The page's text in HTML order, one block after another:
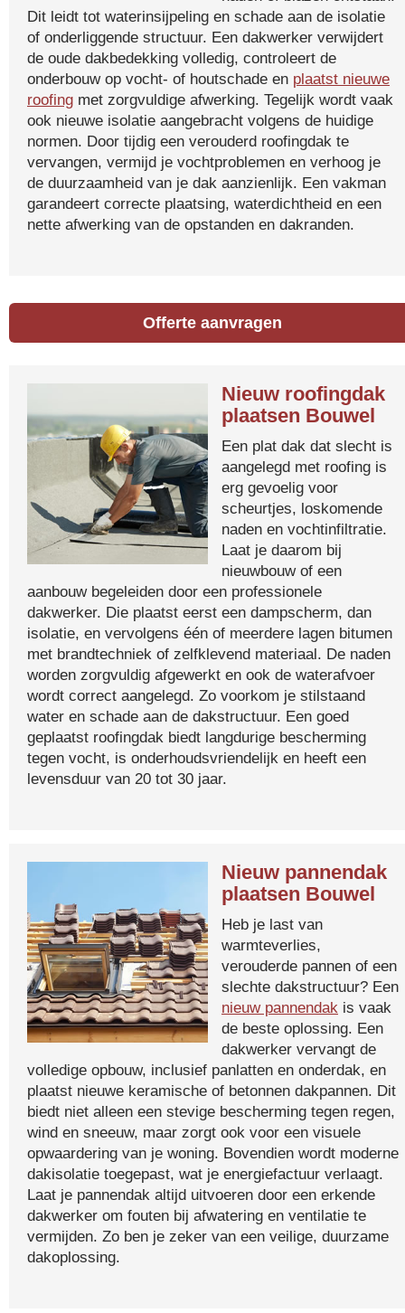
Dit leidt tot waterinsijpeling en schade aan de isolatie
of onderliggende structuur. Een dakwerker verwijdert
de oude dakbedekking volledig, controleert de
onderbouw op vocht- of houtschade en plaatst nieuwe
roofing met zorgvuldige afwerking. Tegelijk wordt vaak
ook nieuwe isolatie aangebracht volgens de huidige
normen. Door tijdig een verouderd roofingdak te
vervangen, vermijd je vochtproblemen en verhoog je
de duurzaamheid van je dak aanzienlijk. Een vakman
garandeert correcte plaatsing, waterdichtheid en een
nette afwerking van de opstanden en dakranden.
Offerte aanvragen
Nieuw roofingdak
plaatsen Bouwel
Een plat dak dat slecht is
aangelegd met roofing is
erg gevoelig voor
scheurtjes, loskomende
naden en vochtinfiltratie.
Laat je daarom bij
nieuwbouw of een
aanbouw begeleiden door een professionele
dakwerker. Die plaatst eerst een dampscherm, dan
isolatie, en vervolgens één of meerdere lagen bitumen
met brandtechniek of zelfklevend materiaal. De naden
worden zorgvuldig afgewerkt en ook de waterafvoer
wordt correct aangelegd. Zo voorkom je stilstaand
water en schade aan de dakstructuur. Een goed
geplaatst roofingdak biedt langdurige bescherming
tegen vocht, is onderhoudsvriendelijk en heeft een
levensduur van 20 tot 30 jaar.
Nieuw pannendak
plaatsen Bouwel
Heb je last van
warmteverlies,
verouderde pannen of een
slechte dakstructuur? Een
nieuw pannendak is vaak
de beste oplossing. Een
dakwerker vervangt de
volledige opbouw, inclusief panlatten en onderdak, en
plaatst nieuwe keramische of betonnen dakpannen. Dit
biedt niet alleen een stevige bescherming tegen regen,
wind en sneeuw, maar zorgt ook voor een visuele
opwaardering van je woning. Bovendien wordt moderne
dakisolatie toegepast, wat je energiefactuur verlaagt.
Laat je pannendak altijd uitvoeren door een erkende
dakwerker om fouten bij afwatering en ventilatie te
vermijden. Zo ben je zeker van een veilige, duurzame
dakoplossing.